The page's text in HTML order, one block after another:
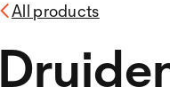
All products